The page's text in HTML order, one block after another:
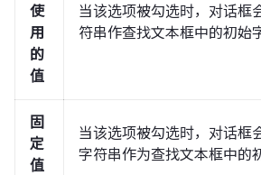
使
用
的
值
当该选项被勾选时，对话框
符串作查找文本框中的初始
固
定
值
当该选项被勾选时，对话框
字符串作为查找文本框中的